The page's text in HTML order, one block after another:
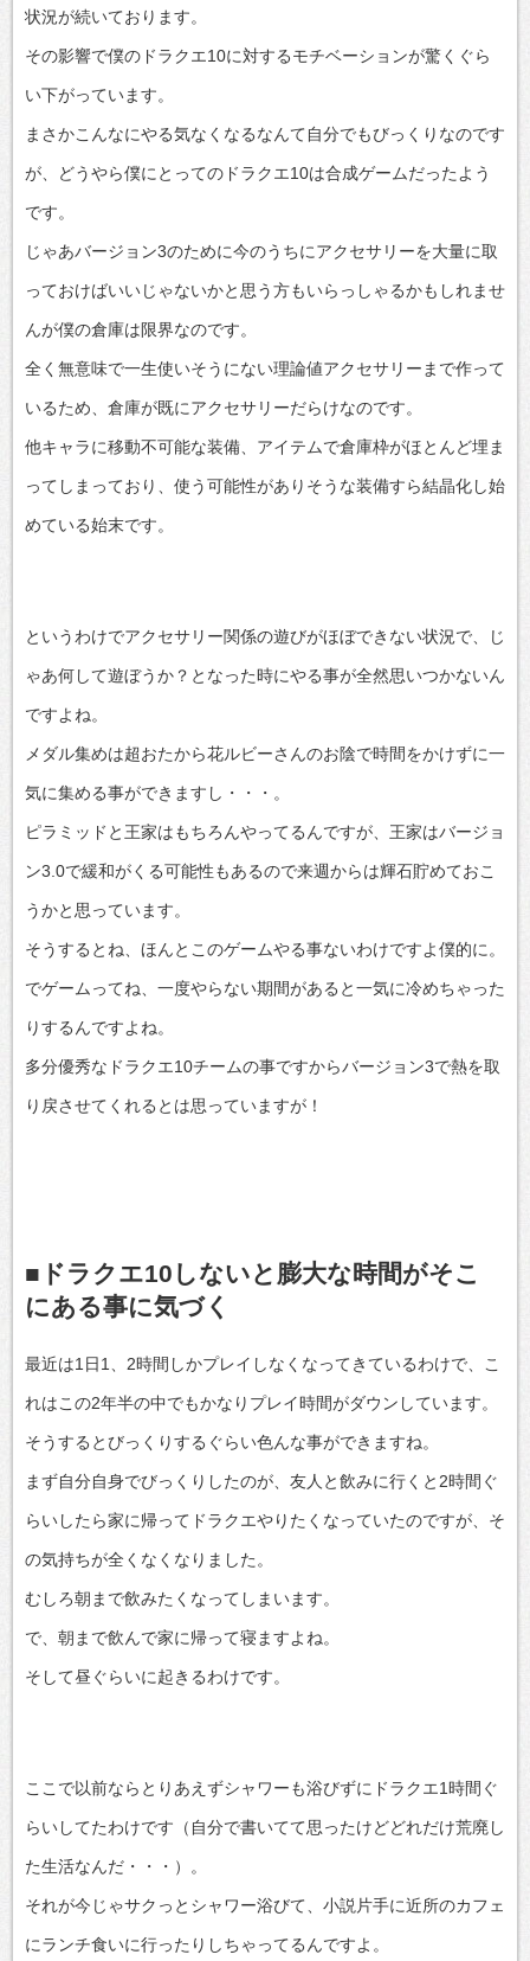
状況が続いております。
その影響で僕のドラクエ10に対するモチベーションが驚くぐら
い下がっています。
まさかこんなにやる気なくなるなんて自分でもびっくりなのです
が、どうやら僕にとってのドラクエ10は合成ゲームだったよう
です。
じゃあバージョン3のために今のうちにアクセサリーを大量に取
っておけばいいじゃないかと思う方もいらっしゃるかもしれませ
んが僕の倉庫は限界なのです。
全く無意味で一生使いそうにない理論値アクセサリーまで作って
いるため、倉庫が既にアクセサリーだらけなのです。
他キャラに移動不可能な装備、アイテムで倉庫枠がほとんど埋ま
ってしまっており、使う可能性がありそうな装備すら結晶化し始
めている始末です。
というわけでアクセサリー関係の遊びがほぼできない状況で、じ
ゃあ何して遊ぼうか？となった時にやる事が全然思いつかないん
ですよね。
メダル集めは超おたから花ルビーさんのお陰で時間をかけずに一
気に集める事ができますし・・・。
ピラミッドと王家はもちろんやってるんですが、王家はバージョ
ン3.0で緩和がくる可能性もあるので来週からは輝石貯めておこ
うかと思っています。
そうするとね、ほんとこのゲームやる事ないわけですよ僕的に。
でゲームってね、一度やらない期間があると一気に冷めちゃった
りするんですよね。
多分優秀なドラクエ10チームの事ですからバージョン3で熱を取
り戻させてくれるとは思っていますが！
■ドラクエ10しないと膨大な時間がそこ
にある事に気づく
最近は1日1、2時間しかプレイしなくなってきているわけで、こ
れはこの2年半の中でもかなりプレイ時間がダウンしています。
そうするとびっくりするぐらい色んな事ができますね。
まず自分自身でびっくりしたのが、友人と飲みに行くと2時間ぐ
らいしたら家に帰ってドラクエやりたくなっていたのですが、そ
の気持ちが全くなくなりました。
むしろ朝まで飲みたくなってしまいます。
で、朝まで飲んで家に帰って寝ますよね。
そして昼ぐらいに起きるわけです。
ここで以前ならとりあえずシャワーも浴びずにドラクエ1時間ぐ
らいしてたわけです（自分で書いてて思ったけどどれだけ荒廃し
た生活なんだ・・・）。
それが今じゃサクっとシャワー浴びて、小説片手に近所のカフェ
にランチ食いに行ったりしちゃってるんですよ。